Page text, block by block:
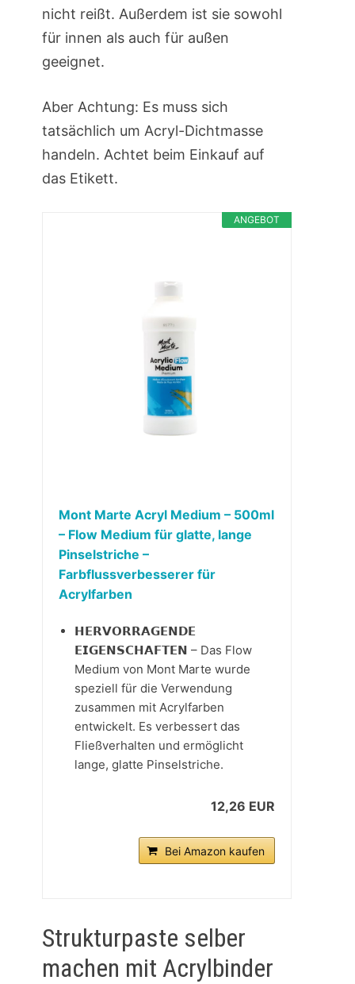
nicht reißt. Außerdem ist sie sowohl
für innen als auch für außen
geeignet.
Aber Achtung: Es muss sich
tatsächlich um Acryl-Dichtmasse
handeln. Achtet beim Einkauf auf
das Etikett.
ANGEBOT
Mont Marte Acryl Medium – 500ml
– Flow Medium für glatte, lange
Pinselstriche –
Farbflussverbesserer für
Acrylfarben
𝗛𝗘𝗥𝗩𝗢𝗥𝗥𝗔𝗚𝗘𝗡𝗗𝗘
𝗘𝗜𝗚𝗘𝗡𝗦𝗖𝗛𝗔𝗙𝗧𝗘𝗡 – Das Flow
Medium von Mont Marte wurde
speziell für die Verwendung
zusammen mit Acrylfarben
entwickelt. Es verbessert das
Fließverhalten und ermöglicht
lange, glatte Pinselstriche.
12,26 EUR
Bei Amazon kaufen
Strukturpaste selber
machen mit Acrylbinder